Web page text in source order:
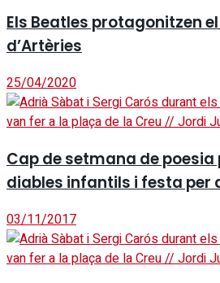
Els Beatles protagonitzen
d’Artèries
25/04/2020
Cap de setmana de
diables infantils i festa per
03/11/2017